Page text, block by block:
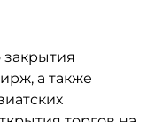
закрытия
а также